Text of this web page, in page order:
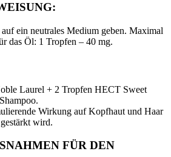
ein neutrales Medium geben. Maximal
das Öl: 1 Tropfen – 40 mg.
Laurel + 2 Tropfen HECT Sweet
Wirkung auf Kopfhaut und Haar
wird.
FÜR DEN